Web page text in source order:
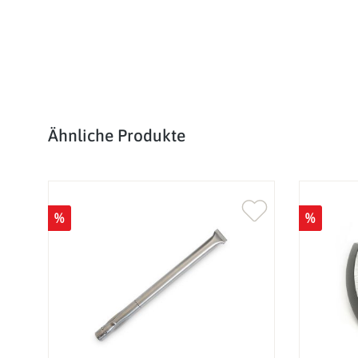
Produktgalerie überspringen
Ähnliche Produkte
% %